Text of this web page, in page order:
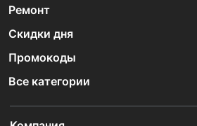
Ремонт
Скидки дня
Промокоды
Все категории